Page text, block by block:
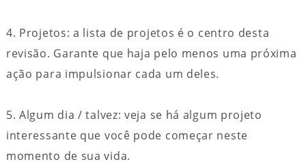
4. Projetos: a lista de projetos é o centro desta
revisão. Garante que haja pelo menos uma próxima
ação para impulsionar cada um deles.
5. Algum dia / talvez: veja se há algum projeto
interessante que você pode começar neste
momento de sua vida.